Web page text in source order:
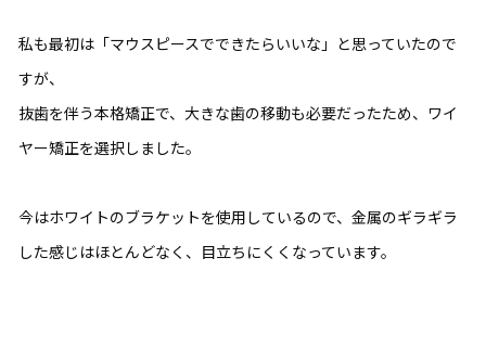
私も最初は「マウスピースでできたらいいな」と思っていたので
すが、
抜歯を伴う本格矯正で、大きな歯の移動も必要だったため、ワイ
ヤー矯正を選択しました。
今はホワイトのブラケットを使用しているので、金属のギラギラ
した感じはほとんどなく、目立ちにくくなっています。